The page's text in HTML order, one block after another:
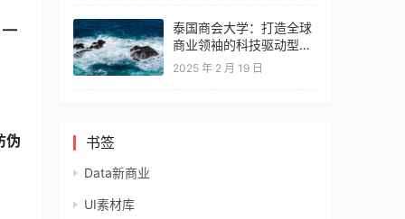
—
伪
泰国商会大学：打造全球
商业领袖的科技驱动型教
育高地
2025 年 2 月 19 日
书签
Data新商业
UI素材库